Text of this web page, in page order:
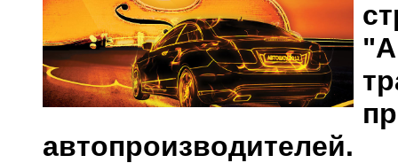
автопроизводителей.